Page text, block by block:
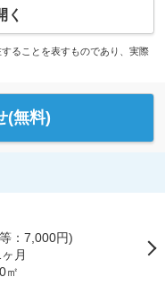
く
ることを表すものであり、実際
(無料)
：7,000円)
月
㎡